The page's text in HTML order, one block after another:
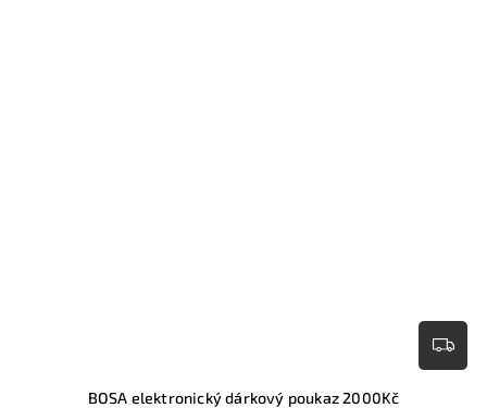
BOSA elektronický dárkový poukaz 2000Kč